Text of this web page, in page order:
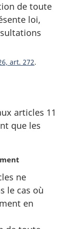
de toute
loi,
art. 272
articles 11
que les
ne
le cas où
en